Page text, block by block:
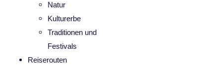
Natur
Kulturerbe
Traditionen und
Festivals
Reiserouten